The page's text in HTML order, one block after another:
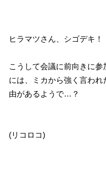
ヒラマツさん、シゴデキ！
こうして会議に前向きに
には、ミカから強く言わ
由があるようで…？
(リコロコ)